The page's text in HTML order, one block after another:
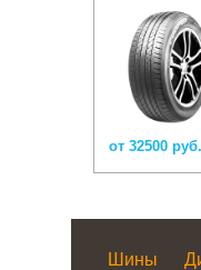
от 32500
Шины